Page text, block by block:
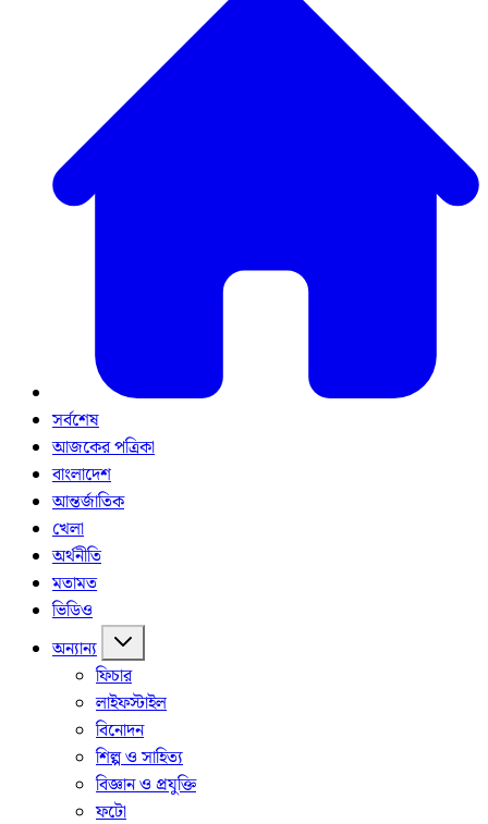
সর্বশেষ
আজকের পত্রিকা
বাংলাদেশ
আন্তর্জাতিক
খেলা
অর্থনীতি
মতামত
ভিডিও
অন্যান্য
ফিচার
লাইফস্টাইল
বিনোদন
শিল্প ও সাহিত্য
বিজ্ঞান ও প্রযুক্তি
ফটো